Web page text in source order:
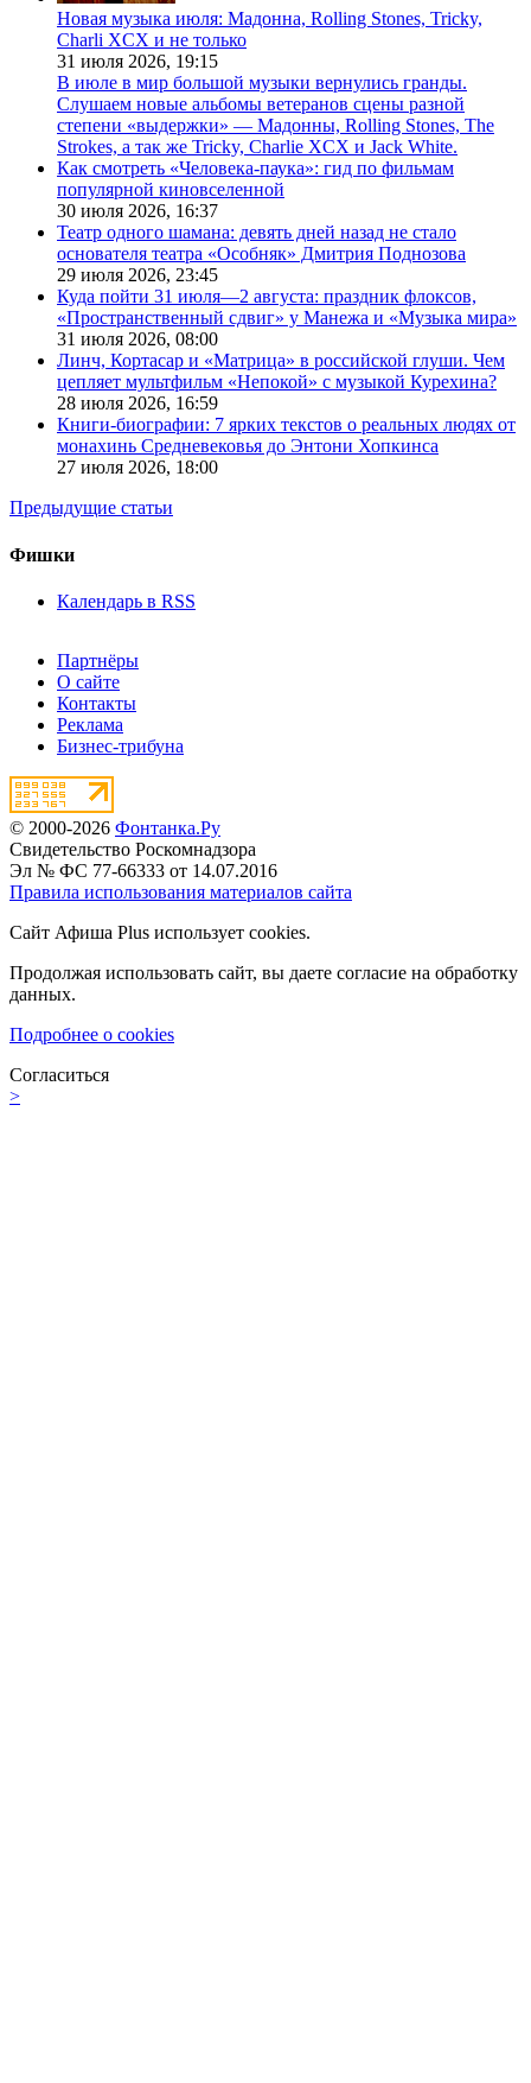
Новая музыка июля: Мадонна, Rolling Stones, Tricky,
Charli XCX и не только
31 июля 2026, 19:15
В июле в мир большой музыки вернулись гранды.
Слушаем новые альбомы ветеранов сцены разной
степени «выдержки» — Мадонны, Rolling Stones, The
Strokes, а так же Tricky, Charlie XCX и Jack White.
Как смотреть «Человека-паука»: гид по фильмам
популярной киновселенной
30 июля 2026, 16:37
Театр одного шамана: девять дней назад не стало
основателя театра «Особняк» Дмитрия Поднозова
29 июля 2026, 23:45
Куда пойти 31 июля—2 августа: праздник флоксов,
«Пространственный сдвиг» у Манежа и «Музыка мира»
31 июля 2026, 08:00
Линч, Кортасар и «Матрица» в российской глуши. Чем
цепляет мультфильм «Непокой» с музыкой Курехина?
28 июля 2026, 16:59
Книги-биографии: 7 ярких текстов о реальных людях от
монахинь Средневековья до Энтони Хопкинса
27 июля 2026, 18:00
Предыдущие статьи
Фишки
Календарь в RSS
Партнёры
О сайте
Контакты
Реклама
Бизнес-трибуна
© 2000-2026 Фонтанка.Ру
Свидетельство Роскомнадзора
Эл № ФС 77-66333 от 14.07.2016
Правила использования материалов сайта
Сайт Афиша Plus использует cookies.
Продолжая использовать сайт, вы даете согласие на обработку
данных.
Подробнее о cookies
Согласиться
>